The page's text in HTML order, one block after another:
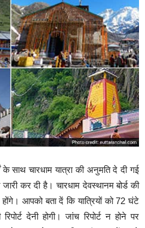
साथ चारधाम यात्रा की अनुमति दे दी गई
कर दी है। चारधाम देवस्थानम बोर्ड की
आपको बता दें कि यात्रियों को 72 घंटे
देनी होगी। जांच रिपोर्ट न होने पर